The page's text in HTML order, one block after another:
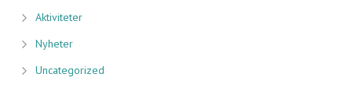
Aktiviteter
Nyheter
Uncategorized